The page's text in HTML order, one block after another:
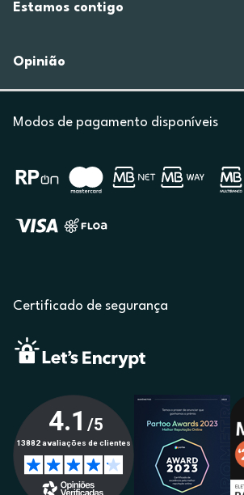
Estamos contigo
Opinião
Modos de pagamento disponíveis
Certificado de segurança